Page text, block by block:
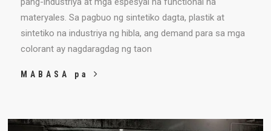
materyales. Sa pagbuo ng sintetiko dagta, plastik at
sintetiko na industriya ng hibla, ang demand para sa mga
colorant ay nagdaragdag ng taon
MABASA pa